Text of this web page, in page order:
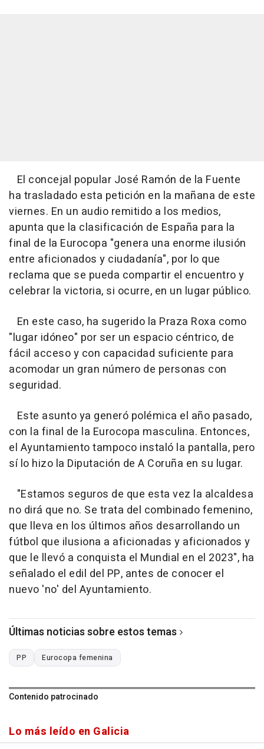
El concejal popular José Ramón de la Fuente
ha trasladado esta petición en la mañana de este
viernes. En un audio remitido a los medios,
apunta que la clasificación de España para la
final de la Eurocopa "genera una enorme ilusión
entre aficionados y ciudadanía", por lo que
reclama que se pueda compartir el encuentro y
celebrar la victoria, si ocurre, en un lugar público.
En este caso, ha sugerido la Praza Roxa como
"lugar idóneo" por ser un espacio céntrico, de
fácil acceso y con capacidad suficiente para
acomodar un gran número de personas con
seguridad.
Este asunto ya generó polémica el año pasado,
con la final de la Eurocopa masculina. Entonces,
el Ayuntamiento tampoco instaló la pantalla, pero
sí lo hizo la Diputación de A Coruña en su lugar.
"Estamos seguros de que esta vez la alcaldesa
no dirá que no. Se trata del combinado femenino,
que lleva en los últimos años desarrollando un
fútbol que ilusiona a aficionadas y aficionados y
que le llevó a conquista el Mundial en el 2023", ha
señalado el edil del PP, antes de conocer el
nuevo 'no' del Ayuntamiento.
Últimas noticias sobre estos temas
PP Eurocopa femenina
Contenido patrocinado
Lo más leído en Galicia